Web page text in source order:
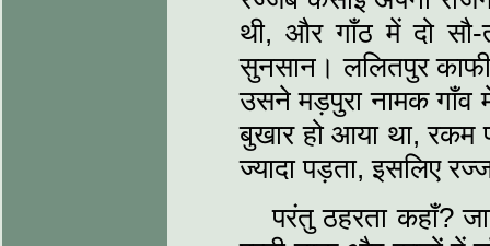
थी, और गाँठ में दो
सुनसान। ललितपुर
उसने मड़पुरा नामक गाँव
बुखार हो आया था, रकम
ज्यादा पड़ता, इसलिए
परंतु ठहरता कहाँ?